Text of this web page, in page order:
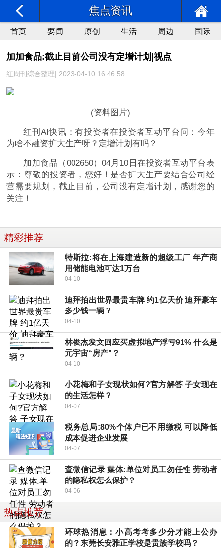
焦点资讯
首页 要闻 原创 生活 周边 国际
加加食品:截止目前公司没有定增计划|视点
红周刊综合整理| 2023-04-10 16:46:58
(资料图片)
红刊AI快讯：有投资者在投资者互动平台问：今年
为啥不融资扩大生产呀？定增计划有吗？
加加食品（002650）04月10日在投资者互动平台表
示：尊敬的投资者，您好！是否扩大生产要结合公司经
营需要规划，截止目前，公司没有定增计划，感谢您的
关注！
精彩推荐
特斯拉:将在上海建造新的超级工厂 年产商
用储能电池可达1万台
04-10
迪拜拍出世界最贵车牌 约1亿天价 迪拜豪车
多少钱一辆？
04-10
林俊杰发文回应买虚拟地产浮亏91% 什么是
元宇宙“房产”？
04-10
小花梅和子女现状如何?官方解答 子女现在
的生活怎样？
04-07
税务总局:80%个体户已不用缴税 可以降低
成本促进企业发展
04-07
查微信记录 媒体:单位对员工勿任性 劳动者
的隐私权怎么保护？
04-06
热点推荐
环球热消息：小高考考多少分才能上公办
的？东莞长安雅正学校是贵族学校吗？